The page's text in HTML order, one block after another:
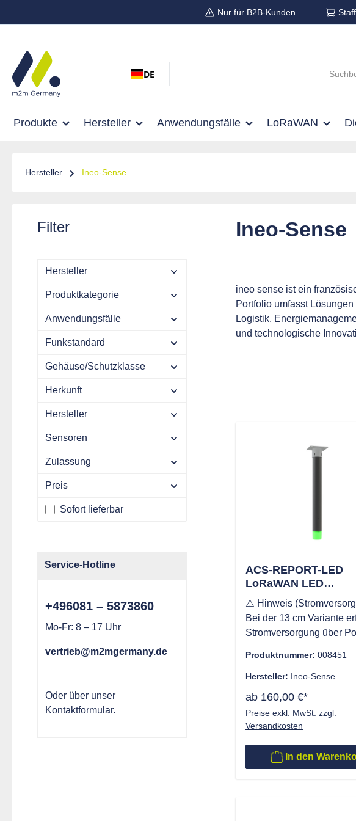
Nur für B2B-Kunden
DE
Produkte Hersteller Anwendungsfälle LoRaWAN
Hersteller Ineo-Sense
Filter
Hersteller
Produktkategorie
Anwendungsfälle
Funkstandard
Gehäuse/Schutzklasse
Herkunft
Hersteller
Sensoren
Zulassung
Preis
Sofort lieferbar
Service-Hotline
+496081 – 5873860
Mo-Fr: 8 – 17 Uhr
vertrieb@m2mgermany.de
Oder über unser
Kontaktformular.
Ineo-Sense
ineo sense ist ein
Portfolio umfasst
Logistik,
und technologische
ACS-REPORT-LED
LoRaWAN LED
Signalleuchte,
Statusanzeige 13 cm
⚠️ Hinweis
Bei der 13 cm Variante
Stromversorgung über
Bestellung berücksichtigen.
ACS-Report-LED® ist
eine LPWAN-Verbindung
Einsatzmöglichkeiten
Dank seiner kabellosen
Technologie ermöglicht
Produktnummer: 008451
Hersteller: Ineo-Sense
ab 160,00 €*
Preise exkl. MwSt. zzgl.
Versandkosten
In den